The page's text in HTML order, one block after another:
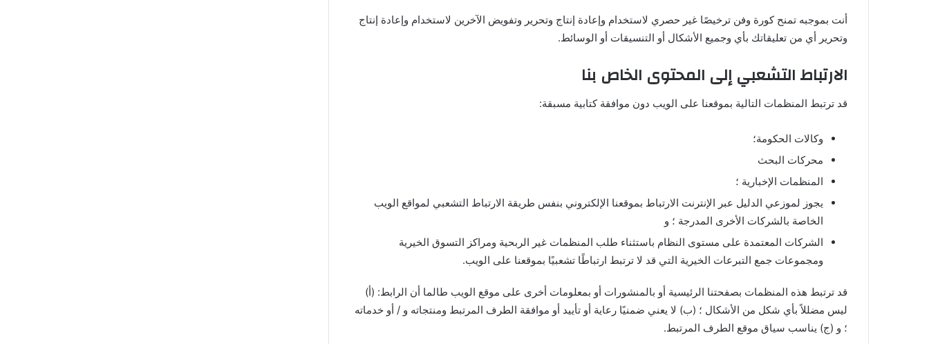
أنت بموجبه تمنح كورة وفن ترخيصًا غير حصري لاستخدام وإعادة إنتاج وتحرير وتفويض الآخرين لاستخدام وإعادة إنتاج
وتحرير أي من تعليقاتك بأي وجميع الأشكال أو التنسيقات أو الوسائط.
الارتباط التشعبي إلى المحتوى الخاص بنا
قد ترتبط المنظمات التالية بموقعنا على الويب دون موافقة كتابية مسبقة:
وكالات الحكومة؛
محركات البحث
المنظمات الإخبارية ؛
يجوز لموزعي الدليل عبر الإنترنت الارتباط بموقعنا الإلكتروني بنفس طريقة الارتباط التشعبي لمواقع الويب
الخاصة بالشركات الأخرى المدرجة ؛ و
الشركات المعتمدة على مستوى النظام باستثناء طلب المنظمات غير الربحية ومراكز التسوق الخيرية
ومجموعات جمع التبرعات الخيرية التي قد لا ترتبط ارتباطًا تشعبيًا بموقعنا على الويب.
قد ترتبط هذه المنظمات بصفحتنا الرئيسية أو بالمنشورات أو بمعلومات أخرى على موقع الويب طالما أن الرابط: (أ)
ليس مضللاً بأي شكل من الأشكال ؛ (ب) لا يعني ضمنيًا رعاية أو تأييد أو موافقة الطرف المرتبط ومنتجاته و / أو خدماته
؛ و (ج) يناسب سياق موقع الطرف المرتبط.